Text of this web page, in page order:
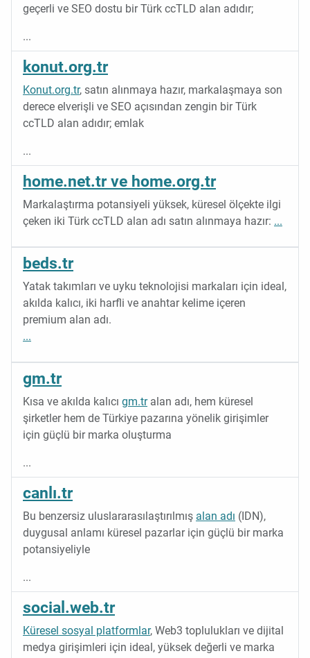
geçerli ve SEO dostu bir Türk ccTLD alan adıdır;
...
konut.org.tr
Konut.org.tr, satın alınmaya hazır, markalaşmaya son
derece elverişli ve SEO açısından zengin bir Türk
ccTLD alan adıdır; emlak
...
home.net.tr ve home.org.tr
Markalaştırma potansiyeli yüksek, küresel ölçekte ilgi
çeken iki Türk ccTLD alan adı satın alınmaya hazır: ...
beds.tr
Yatak takımları ve uyku teknolojisi markaları için ideal,
akılda kalıcı, iki harfli ve anahtar kelime içeren
premium alan adı.
...
gm.tr
Kısa ve akılda kalıcı gm.tralan adı, hem küresel
şirketler hem de Türkiye pazarına yönelik girişimler
için güçlü bir marka oluşturma
...
canlı.tr
Bu benzersiz uluslararasılaştırılmış alan adı (IDN),
duygusal anlamı küresel pazarlar için güçlü bir marka
potansiyeliyle
...
social.web.tr
Küresel sosyal platformlar, Web3 toplulukları ve dijital
medya girişimleri için ideal, yüksek değerli ve marka